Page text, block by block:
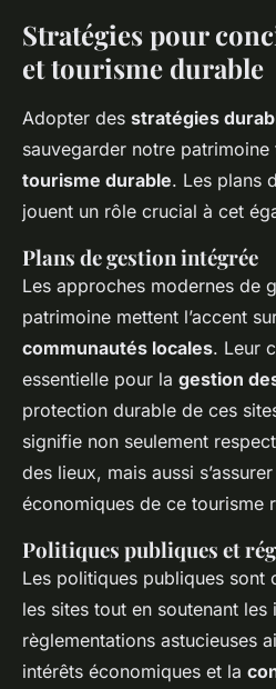
Stratégies pour
et tourisme durable
Adopter des stratégies
sauvegarder notre
tourisme durable. Les plans
jouent un rôle crucial à cet
Plans de gestion intégrée
Les approches modernes de
patrimoine mettent l’accent
communautés locales. Leur
essentielle pour la gestion
protection durable de ces
signifie non seulement
des lieux, mais aussi
économiques de ce tourisme
Politiques publiques et
Les politiques publiques sont
les sites tout en soutenant
règlementations astucieuses
intérêts économiques et la